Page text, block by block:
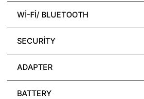
WI-FI/ BLUETOOTH
SECURITY
ADAPTER
BATTERY